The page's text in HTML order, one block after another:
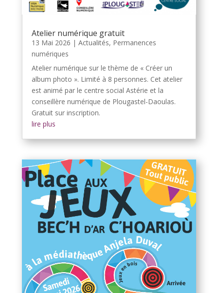
Atelier numérique gratuit
13 Mai 2026 | Actualités, Permanences
numériques
Atelier numérique sur le thème de « Créer un
album photo ». Limité à 8 personnes. Cet atelier
est animé par le centre social Astérie et la
conseillère numérique de Plougastel-Daoulas.
Gratuit sur inscription.
lire plus